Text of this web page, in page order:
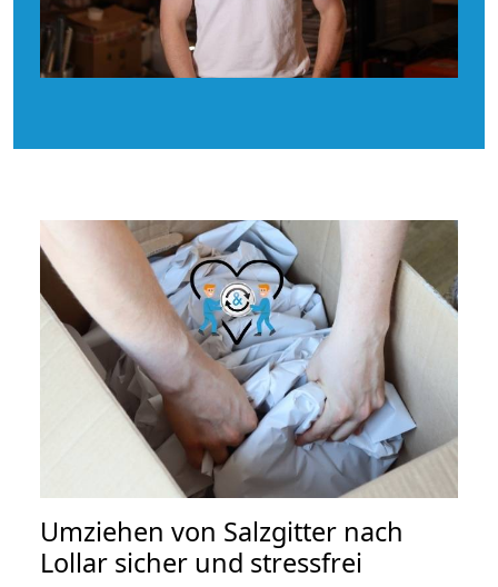
Umziehen von Salzgitter nach
Lollar sicher und stressfrei